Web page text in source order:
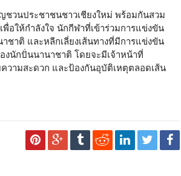
ชวนประชาชนชาวเชียงใหม่ พร้อมกันสวม
พื่อให้กำลังใจ นักกีฬาที่เข้าร่วมการแข่งขัน
ชาติ และหลีกเลี่ยงเส้นทางที่มีการแข่งขัน
งนักปั่นนานาชาติ โดยจะมีเจ้าหน้าที่
วามสะดวก และป้องกันอุบัติเหตุตลอดเส้น